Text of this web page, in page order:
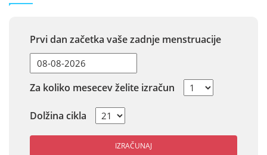
Prvi dan začetka vaše zadnje menstruacije
Za koliko mesecev želite izračun
Dolžina cikla
IZRAČUNAJ